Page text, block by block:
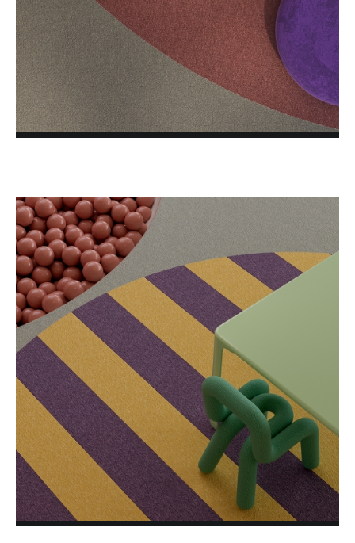
PLUS
ARTUS
FORMA
MONOS
VINTAGE
VISION
LVT IVC Loose Lay
LVT MILLIKEN Loose Lay
LVT MILLIKEN WOVEN VINYL
LVT MODULYSS Loose Lay
BLOG
FOTOGALÉRIA
O NÁS
KONTAKTY